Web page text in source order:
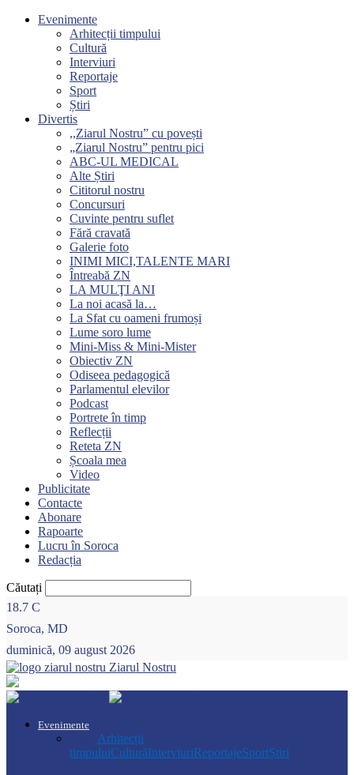
Evenimente
Arhitecții timpului
Cultură
Interviuri
Reportaje
Sport
Știri
Divertis
,,Ziarul Nostru” cu povești
„Ziarul Nostru” pentru pici
ABC-UL MEDICAL
Alte Știri
Cititorul nostru
Concursuri
Cuvinte pentru suflet
Fără cravată
Galerie foto
INIMI MICI,TALENTE MARI
Întreabă ZN
LA MULŢI ANI
La noi acasă la…
La Sfat cu oameni frumoși
Lume soro lume
Mini-Miss & Mini-Mister
Obiectiv ZN
Odiseea pedagogică
Parlamentul elevilor
Podcast
Portrete în timp
Reflecții
Reteta ZN
Școala mea
Video
Publicitate
Contacte
Abonare
Rapoarte
Lucru în Soroca
Redacția
Căutați
18.7 C
Soroca, MD
duminică, 09 august 2026
Ziarul Nostru
Evenimente
Arhitecții
timpuluiCulturăInterviuriReportajeSportȘtiri